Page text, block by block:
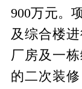
900万元。
及综合楼
厂房及一
的二次装